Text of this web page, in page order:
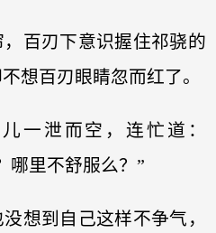
百刃下意识握住祁骁的
想百刃眼睛忽而红了。
一泄而空，连忙道：
里不舒服么？”
想到自己这样不争气，